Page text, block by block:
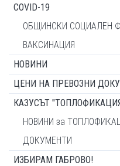
COVID-19
ОБЩИНСКИ СОЦИАЛЕН
ВАКСИНАЦИЯ
НОВИНИ
ЦЕНИ НА ПРЕВОЗНИ
КАЗУСЪТ
НОВИНИ за
ДОКУМЕНТИ
ИЗБИРАМ ГАБРОВО!